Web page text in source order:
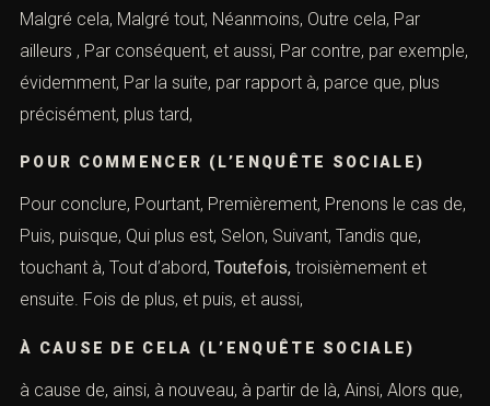
Malgré cela, Malgré tout, Néanmoins, Outre cela, Par
ailleurs , Par conséquent, et aussi, Par contre, par exemple,
évidemment, Par la suite, par rapport à, parce que, plus
précisément, plus tard,
POUR COMMENCER (L’ENQUÊTE SOCIALE)
Pour conclure, Pourtant, Premièrement, Prenons le cas de,
Puis, puisque, Qui plus est, Selon, Suivant, Tandis que,
touchant à, Tout d’abord, Toutefois, troisièmement et
ensuite. Fois de plus, et puis, et aussi,
À CAUSE DE CELA (L’ENQUÊTE SOCIALE)
à cause de, ainsi, à nouveau, à partir de là, Ainsi, Alors que,